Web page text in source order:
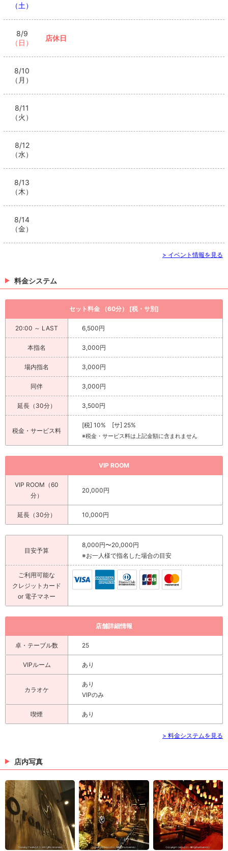
（土）
8/9
（日）
店休日
8/10
（月）
8/11
（火）
8/12
（水）
8/13
（木）
8/14
（金）
> イベント情報を見る
料金システム
セット料金 （60分） [税・サ別]
20:00 ～ LAST 6,500円
本指名 3,000円
場内指名 3,000円
同伴 3,000円
延長（30分） 3,500円
税金・サービス料
[税] 10% [サ] 25%
※税金・サービス料は上記金額に含まれません
VIP ROOM
VIP ROOM（60
分）
20,000円
延長（30分） 10,000円
目安予算
8,000円〜20,000円
※お一人様で指名した場合の目安
ご利用可能な
クレジットカード
or 電子マネー
店舗詳細情報
卓・テーブル数 25
VIPルーム あり
カラオケ
あり
VIPのみ
喫煙 あり
> 料金システムを見る
店内写真